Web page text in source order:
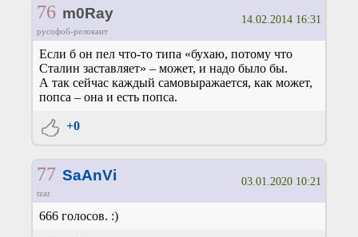
76 m0Ray
русофоб-релокант
14.02.2014 16:31
Если б он пел что-то типа «бухаю, потому что
Сталин заставляет» – может, и надо было бы.
А так сейчас каждый самовыражается, как может,
попса – она и есть попса.
+0
77 SaAnVi
tzar
03.01.2020 10:21
666 голосов. :)